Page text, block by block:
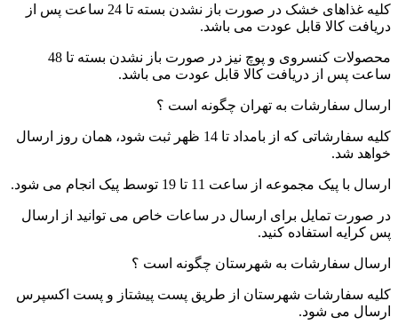
کلیه غذاهای خشک در صورت باز نشدن بسته تا 24 ساعت پس از
دریافت کالا قابل عودت می باشد.
محصولات کنسروی و پوچ نیز در صورت باز نشدن بسته تا 48
ساعت پس از دریافت کالا قابل عودت می باشد.
ارسال سفارشات به تهران چگونه است ؟
کلیه سفارشاتی که از بامداد تا 14 ظهر ثبت شود، همان روز ارسال
خواهد شد.
ارسال با پیک مجموعه از ساعت 11 تا 19 توسط پیک انجام می شود.
در صورت تمایل برای ارسال در ساعات خاص می توانید از ارسال
پس کرایه استفاده کنید.
ارسال سفارشات به شهرستان چگونه است ؟
کلیه سفارشات شهرستان از طریق پست پیشتاز و پست اکسپرس
ارسال می شود.